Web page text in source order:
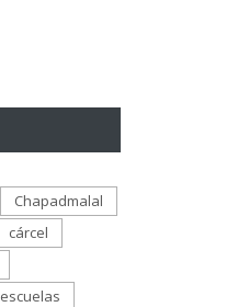
Chapadmalal
cárcel
escuelas